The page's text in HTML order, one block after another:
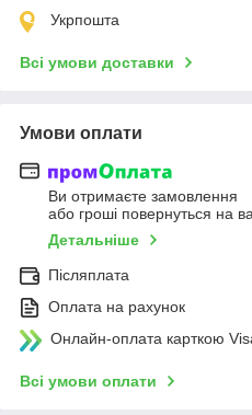
Укрпошта
Всі умови доставки
Умови оплати
Ви отримаєте замовлення
або гроші повернуться на
Детальніше
Післяплата
Оплата на рахунок
Онлайн-оплата карткою
Всі умови оплати